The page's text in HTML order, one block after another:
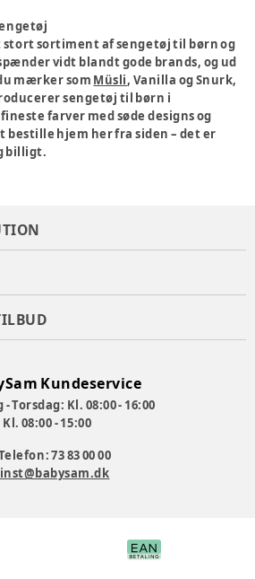
stort sortiment af sengetøj til børn og
vidt blandt gode brands, og ud
mærker som Müsli, Vanilla og Snurk,
sengetøj til børn i
farver med søde designs og
bestille hjem her fra siden – det er
billigt.
Kundeservice
Torsdag: Kl. 08:00 - 16:00
08:00 - 15:00
73 83 00 00
inst@babysam.dk